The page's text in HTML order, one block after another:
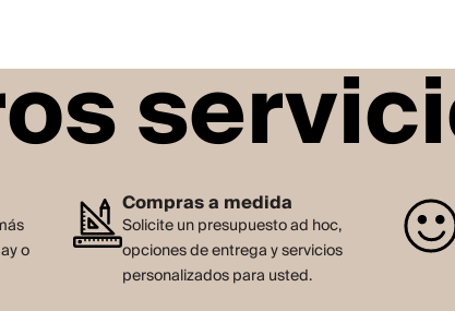
o
Compras a medida
Solicite un presupuesto ad hoc,
opciones de entrega y servicios
personalizados para usted.